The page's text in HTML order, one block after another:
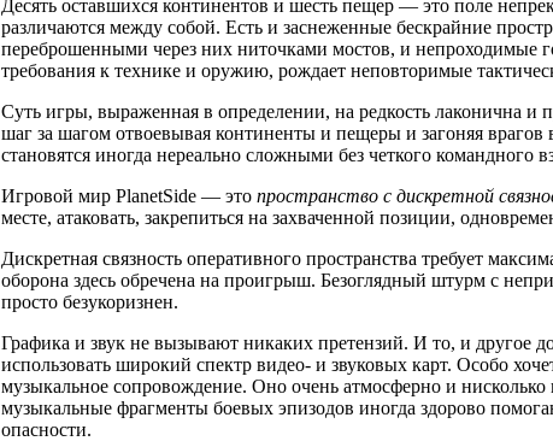
Десять оставшихся континентов и шесть пещер — это поле
различаются между собой. Есть и заснеженные бескрайние
переброшенными через них ниточками мостов, и непроходимые
требования к технике и оружию, рождает неповторимые
Суть игры, выраженная в определении, на редкость лаконична и
шаг за шагом отвоевывая континенты и пещеры и загоняя
становятся иногда нереально сложными без четкого командного
Игровой мир PlanetSide — это пространство с дискретной
месте, атаковать, закрепиться на захваченной позиции,
Дискретная связность оперативного пространства требует
оборона здесь обречена на проигрыш. Безоглядный штурм с
просто безукоризнен.
Графика и звук не вызывают никаких претензий. И то, и другое
использовать широкий спектр видео- и звуковых карт. Особо
музыкальное сопровождение. Оно очень атмосферно и нисколько
музыкальные фрагменты боевых эпизодов иногда здорово
опасности.